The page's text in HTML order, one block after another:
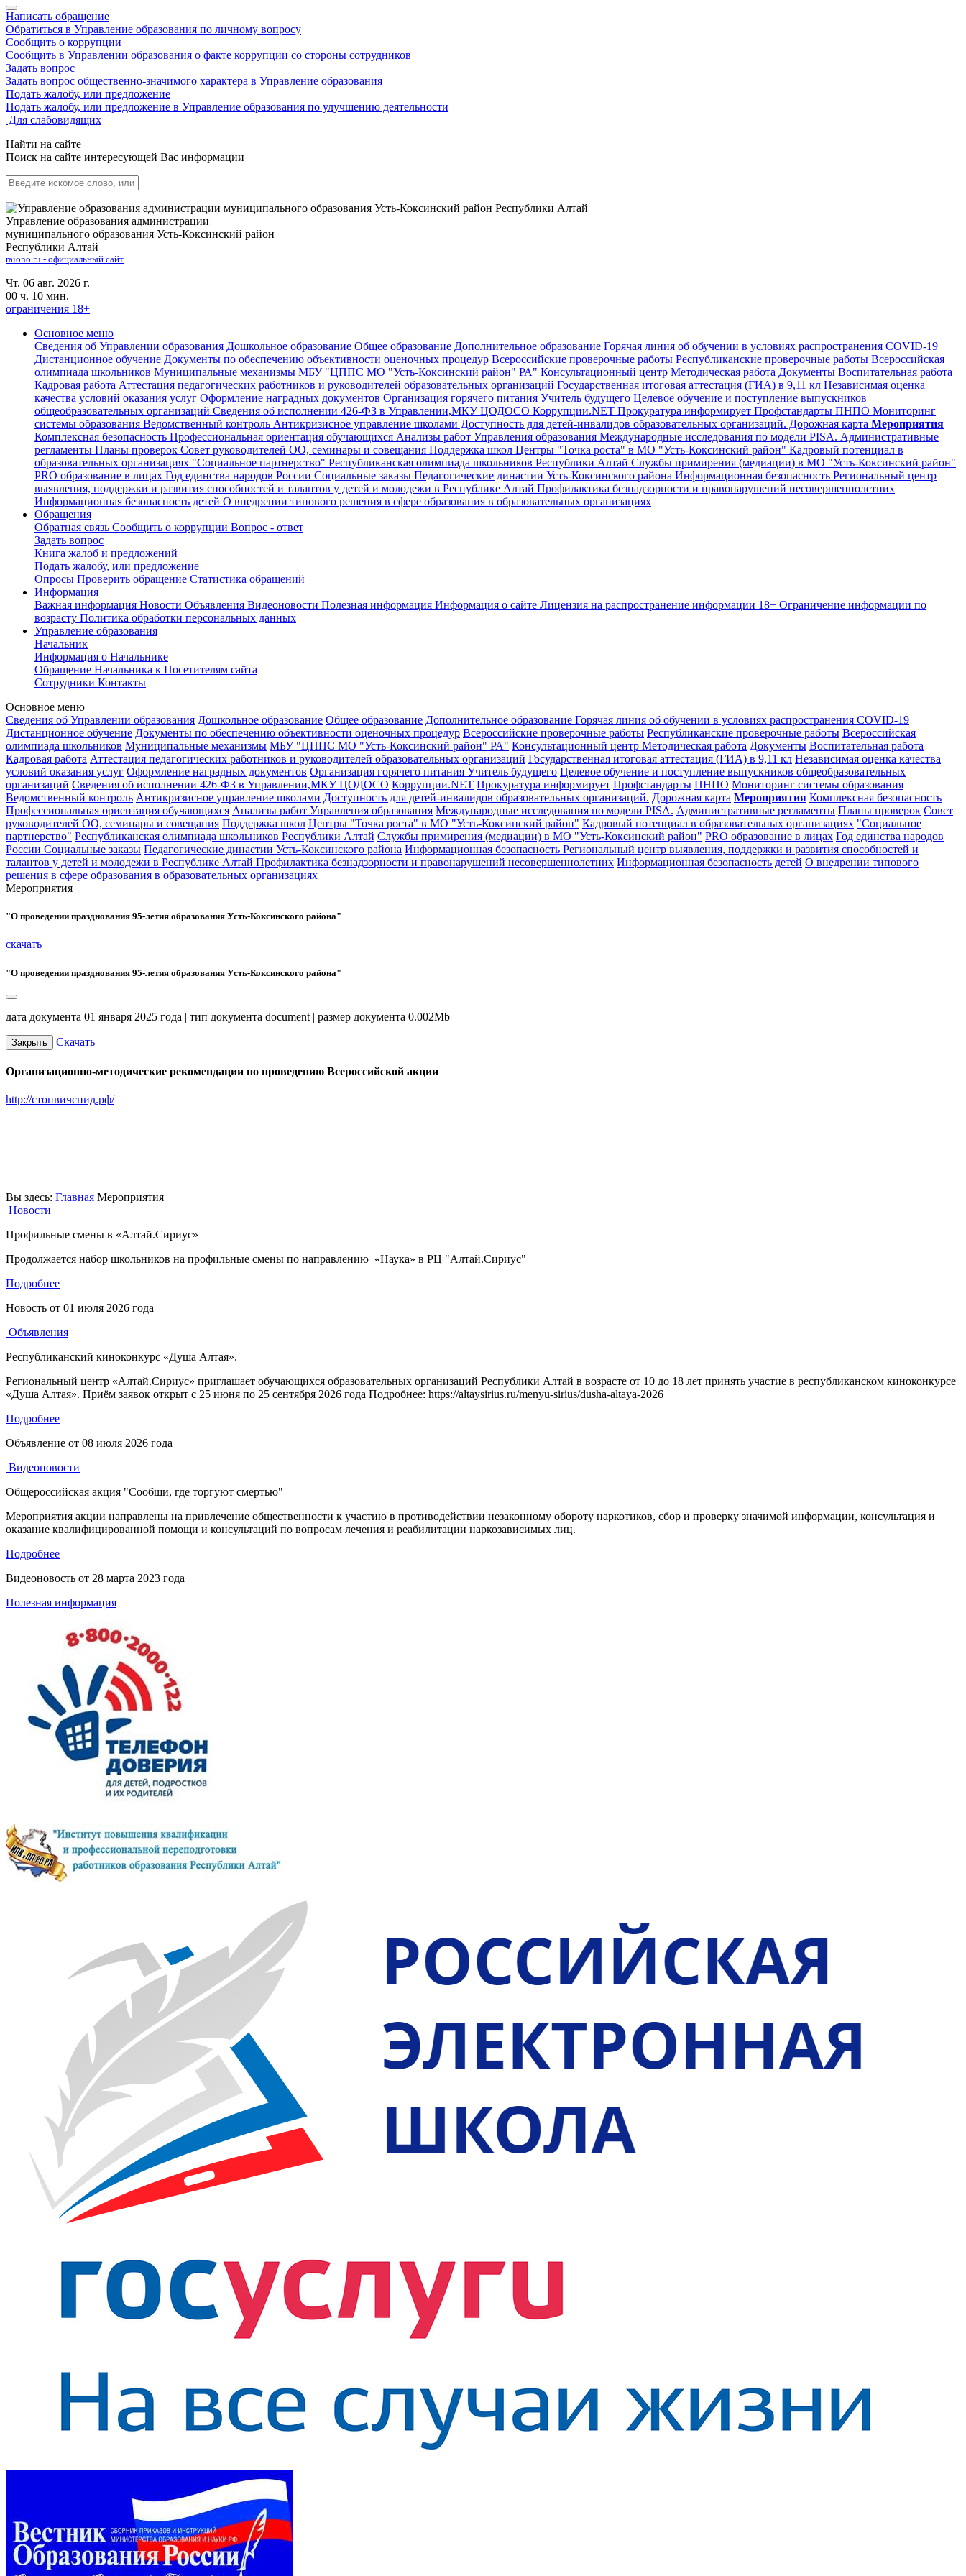
Написать обращение
Обратиться в Управление образования по личному вопросу
Сообщить о коррупции
Сообщить в Управлении образования о факте коррупции со стороны сотрудников
Задать вопрос
Задать вопрос общественно-значимого характера в Управление образования
Подать жалобу, или предложение
Подать жалобу, или предложение в Управление образования по улучшению деятельности
Для слабовидящих
Найти на сайте
Поиск на сайте интересующей Вас информации
Управление образования администрации
муниципального образования Усть-Коксинский район
Республики Алтай
raiono.ru - официальный сайт
Чт. 06 авг. 2026 г.
00 ч. 10 мин.
ограничения 18+
Основное меню
Сведения об Управлении образования Дошкольное образование Общее образование Дополнительное образование Горячая линия об обучении в условиях распространения COVID-19
Дистанционное обучение Документы по обеспечению объективности оценочных процедур Всероссийские проверочные работы Республиканские проверочные работы Всероссийская
олимпиада школьников Муниципальные механизмы МБУ "ЦППС МО "Усть-Коксинский район" РА" Консультационный центр Методическая работа Документы Воспитательная работа
Кадровая работа Аттестация педагогических работников и руководителей образовательных организаций Государственная итоговая аттестация (ГИА) в 9,11 кл Независимая оценка
качества условий оказания услуг Оформление наградных документов Организация горячего питания Учитель будущего Целевое обучение и поступление выпускников
общеобразовательных организаций Сведения об исполнении 426-ФЗ в Управлении,МКУ ЦОДОСО Коррупции.NET Прокуратура информирует Профстандарты ПНПО Мониторинг
системы образования Ведомственный контроль Антикризисное управление школами Доступность для детей-инвалидов образовательных организаций. Дорожная карта Мероприятия
Комплексная безопасность Профессиональная ориентация обучающихся Анализы работ Управления образования Международные исследования по модели PISA. Административные
регламенты Планы проверок Совет руководителей ОО, семинары и совещания Поддержка школ Центры "Точка роста" в МО "Усть-Коксинский район" Кадровый потенциал в
образовательных организациях "Социальное партнерство" Республиканская олимпиада школьников Республики Алтай Службы примирения (медиации) в МО "Усть-Коксинский район"
PRO образование в лицах Год единства народов России Социальные заказы Педагогические династии Усть-Коксинского района Информационная безопасность Региональный центр
выявления, поддержки и развития способностей и талантов у детей и молодежи в Республике Алтай Профилактика безнадзорности и правонарушений несовершеннолетних
Информационная безопасность детей О внедрении типового решения в сфере образования в образовательных организациях
Обращения
Обратная связь Сообщить о коррупции Вопрос - ответ
Задать вопрос
Книга жалоб и предложений
Подать жалобу, или предложение
Опросы Проверить обращение Статистика обращений
Информация
Важная информация Новости Объявления Видеоновости Полезная информация Информация о сайте Лицензия на распространение информации 18+ Ограничение информации по
возрасту Политика обработки персональных данных
Управление образования
Начальник
Информация о Начальнике
Обращение Начальника к Посетителям сайта
Сотрудники Контакты
Основное меню
Сведения об Управлении образования Дошкольное образование Общее образование Дополнительное образование Горячая линия об обучении в условиях распространения COVID-19
Дистанционное обучение Документы по обеспечению объективности оценочных процедур Всероссийские проверочные работы Республиканские проверочные работы Всероссийская
олимпиада школьников Муниципальные механизмы МБУ "ЦППС МО "Усть-Коксинский район" РА" Консультационный центр Методическая работа Документы Воспитательная работа
Кадровая работа Аттестация педагогических работников и руководителей образовательных организаций Государственная итоговая аттестация (ГИА) в 9,11 кл Независимая оценка качества
условий оказания услуг Оформление наградных документов Организация горячего питания Учитель будущего Целевое обучение и поступление выпускников общеобразовательных
организаций Сведения об исполнении 426-ФЗ в Управлении,МКУ ЦОДОСО Коррупции.NET Прокуратура информирует Профстандарты ПНПО Мониторинг системы образования
Ведомственный контроль Антикризисное управление школами Доступность для детей-инвалидов образовательных организаций. Дорожная карта Мероприятия Комплексная безопасность
Профессиональная ориентация обучающихся Анализы работ Управления образования Международные исследования по модели PISA. Административные регламенты Планы проверок Совет
руководителей ОО, семинары и совещания Поддержка школ Центры "Точка роста" в МО "Усть-Коксинский район" Кадровый потенциал в образовательных организациях "Социальное
партнерство" Республиканская олимпиада школьников Республики Алтай Службы примирения (медиации) в МО "Усть-Коксинский район" PRO образование в лицах Год единства народов
России Социальные заказы Педагогические династии Усть-Коксинского района Информационная безопасность Региональный центр выявления, поддержки и развития способностей и
талантов у детей и молодежи в Республике Алтай Профилактика безнадзорности и правонарушений несовершеннолетних Информационная безопасность детей О внедрении типового
решения в сфере образования в образовательных организациях
Мероприятия
"О проведении празднования 95-летия образования Усть-Коксинского района"
скачать
"О проведении празднования 95-летия образования Усть-Коксинского района"
дата документа 01 января 2025 года | тип документа document | размер документа 0.002Mb
Закрыть Скачать
Организационно-методические рекомендации по проведению Всероссийской акции
http://стопвичспид.рф/
Вы здесь: Главная Мероприятия
Новости
Профильные смены в «Алтай.Сириус»
Продолжается набор школьников на профильные смены по направлению «Наука» в РЦ "Алтай.Сириус"
Подробнее
Новость от 01 июля 2026 года
Объявления
Республиканский киноконкурс «Душа Алтая».
Региональный центр «Алтай.Сириус» приглашает обучающихся образовательных организаций Республики Алтай в возрасте от 10 до 18 лет принять участие в республиканском киноконкурсе
«Душа Алтая». Приём заявок открыт с 25 июня по 25 сентября 2026 года Подробнее: https://altaysirius.ru/menyu-sirius/dusha-altaya-2026
Подробнее
Объявление от 08 июля 2026 года
Видеоновости
Общероссийская акция "Сообщи, где торгуют смертью"
Мероприятия акции направлены на привлечение общественности к участию в противодействии незаконному обороту наркотиков, сбор и проверку значимой информации, консультация и
оказание квалифицированной помощи и консультаций по вопросам лечения и реабилитации наркозависимых лиц.
Подробнее
Видеоновость от 28 марта 2023 года
Полезная информация